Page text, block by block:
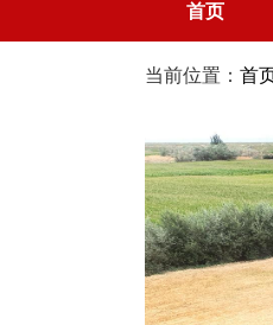
首页
当前位置： 首